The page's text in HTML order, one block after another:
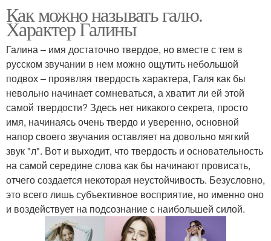
Как можно называть галю.
Характер Галины
Галина – имя достаточно твердое, но вместе с тем в
русском звучании в нем можно ощутить небольшой
подвох – проявляя твердость характера, Галя как бы
невольно начинает сомневаться, а хватит ли ей этой
самой твердости? Здесь нет никакого секрета, просто
имя, начинаясь очень твердо и уверенно, основной
напор своего звучания оставляет на довольно мягкий
звук "л". Вот и выходит, что твердость и основательность
на самой середине слова как бы начинают провисать,
отчего создается некоторая неустойчивость. Безусловно,
это всего лишь субъективное восприятие, но именно оно
и воздействует на подсознание с наибольшей силой.